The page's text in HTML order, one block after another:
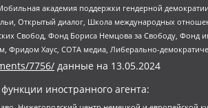
академия поддержки гендерной
Открытый диалог, Школа международных
Свобод, Фонд Бориса Немцова за Свободу, Фонд
Фридом Хаус, СОТА медиа, Либерально-
7756/ данные на 13.05.2024
иностранного агента: